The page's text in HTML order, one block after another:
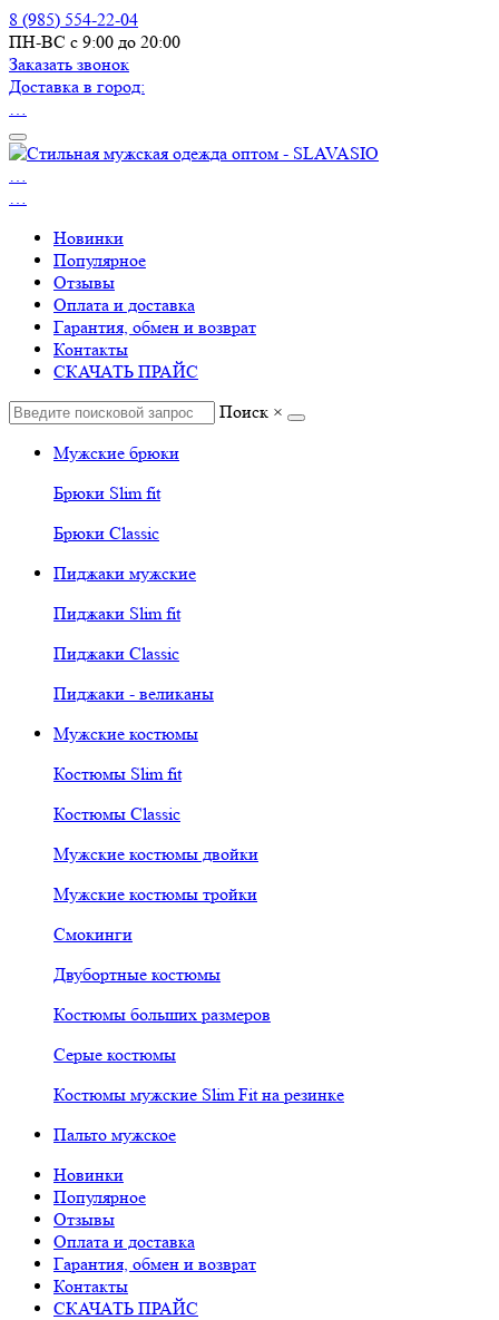
8 (985) 554-22-04
ПН-ВС с 9:00 до 20:00
Заказать звонок
Доставка в город:
…
…
…
Новинки
Популярное
Отзывы
Оплата и доставка
Гарантия, обмен и возврат
Контакты
СКАЧАТЬ ПРАЙС
Поиск ×
Мужские брюки
Брюки Slim fit
Брюки Classic
Пиджаки мужские
Пиджаки Slim fit
Пиджаки Classic
Пиджаки - великаны
Мужские костюмы
Костюмы Slim fit
Костюмы Classic
Мужские костюмы двойки
Мужские костюмы тройки
Смокинги
Двубортные костюмы
Костюмы больших размеров
Серые костюмы
Костюмы мужские Slim Fit на резинке
Пальто мужское
Новинки
Популярное
Отзывы
Оплата и доставка
Гарантия, обмен и возврат
Контакты
СКАЧАТЬ ПРАЙС